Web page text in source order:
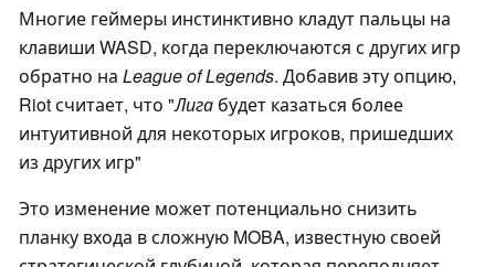
Многие геймеры инстинктивно кладут пальцы на
клавиши WASD, когда переключаются с других игр
обратно на League of Legends. Добавив эту опцию,
Riot считает, что "Лига будет казаться более
интуитивной для некоторых игроков, пришедших
из других игр"
Это изменение может потенциально снизить
планку входа в сложную MOBA, известную своей